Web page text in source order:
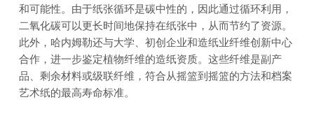
和可能性。由于纸张循环是碳中性的，因此通过循环利用，
二氧化碳可以更长时间地保持在纸张中，从而节约了资源。
此外，哈内姆勒还与大学、初创企业和造纸业纤维创新中心
合作，进一步鉴定植物纤维的造纸资质。这些纤维是副产
品、剩余材料或级联纤维，符合从摇篮到摇篮的方法和档案
艺术纸的最高寿命标准。